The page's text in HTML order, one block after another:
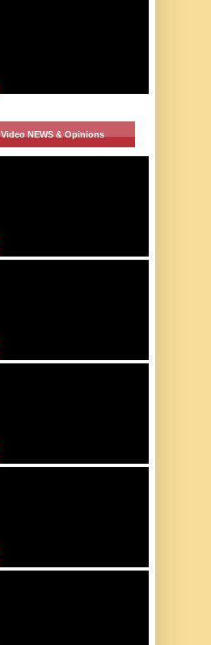
Video NEWS & Opinions